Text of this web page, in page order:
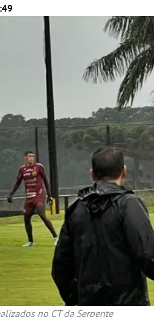
no CT da Serpente